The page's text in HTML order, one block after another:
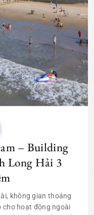
– Building
Long Hải 3
không gian thoáng
cho hoạt động ngoài